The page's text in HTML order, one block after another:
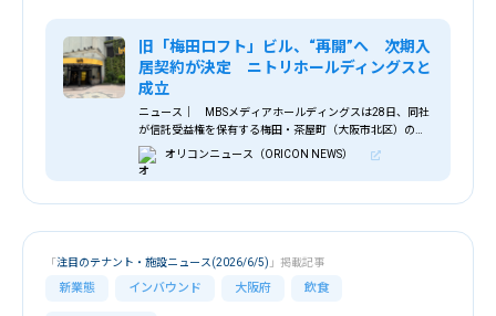
旧「梅田ロフト」ビル、“再開”へ 次期入
居契約が決定 ニトリホールディングスと
成立
ニュース｜ MBSメディアホールディングスは28日、同社
が信託受益権を保有する梅田・茶屋町（大阪市北区）の旧
ロフトビルについて、次期入居テナントとしてニトリホー
ルディングスとの契約が成立したと発表した。 賃貸借契
約は、同物件の受託者である三井住友信託銀行とニトリホ
オリコンニュース（ORICON NEWS）
新業態 インバウンド 大阪府 飲食
「注目のテナント・施設ニュース(2026/6/5) 」掲載記事